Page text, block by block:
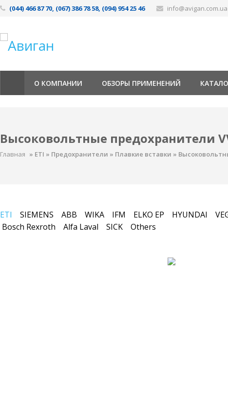
(044) 466 87 70, (067) 386 78 58, (094) 954 25 46 info@avigan.com.ua
О КОМПАНИИ ОБЗОРЫ ПРИМЕНЕНИЙ
Высоковольтные предохранители
Главная » ETI » Предохранители » Плавкие вставки »
ETI SIEMENS ABB WIKA IFM ELKO EP HYUNDAI
Bosch Rexroth
Alfa Laval SICK Others